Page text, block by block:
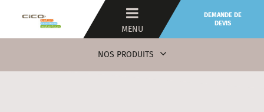
MENU
DEMANDE DE
DEVIS
NOS PRODUITS